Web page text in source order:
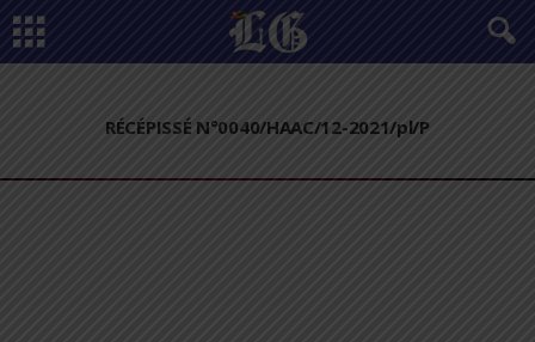
RÉCÉPISSÉ N°0040/HAAC/12-2021/pl/P